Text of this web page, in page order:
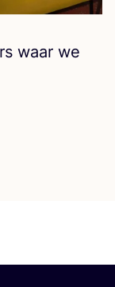
waar we